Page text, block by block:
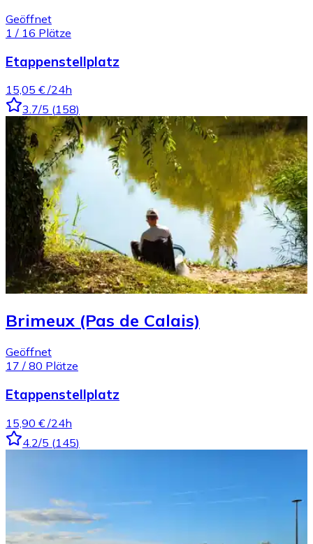
Geöffnet
1 / 16 Plätze
Etappenstellplatz
15,05 € /24h
3.7/5 (158)
Brimeux (Pas de Calais)
Geöffnet
17 / 80 Plätze
Etappenstellplatz
15,90 € /24h
4.2/5 (145)